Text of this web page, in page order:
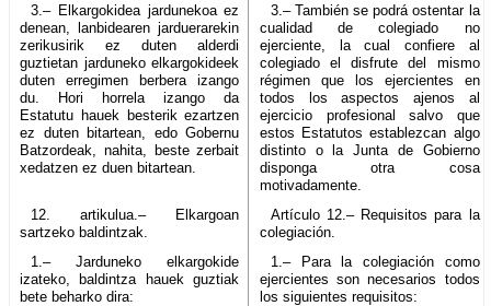
3.– Elkargokidea jardunekoa ez
denean, lanbidearen jarduerarekin
zerikusirik ez duten alderdi
guztietan jarduneko elkargokideek
duten erregimen berbera izango
du. Hori horrela izango da
Estatutu hauek besterik ezartzen
ez duten bitartean, edo Gobernu
Batzordeak, nahita, beste zerbait
xedatzen ez duen bitartean.
3.– También se podrá ostentar la
cualidad de colegiado no
ejerciente, la cual confiere al
colegiado el disfrute del mismo
régimen que los ejercientes en
todos los aspectos ajenos al
ejercicio profesional salvo que
estos Estatutos establezcan algo
distinto o la Junta de Gobierno
disponga otra cosa
motivadamente.
12. artikulua.– Elkargoan
sartzeko baldintzak.
Artículo 12.– Requisitos para la
colegiación.
1.– Jarduneko elkargokide
izateko, baldintza hauek guztiak
bete beharko dira:
1.– Para la colegiación como
ejercientes son necesarios todos
los siguientes requisitos: